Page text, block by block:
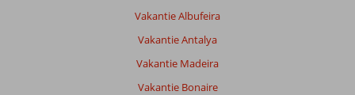
Vakantie Albufeira
Vakantie Antalya
Vakantie Madeira
Vakantie Bonaire